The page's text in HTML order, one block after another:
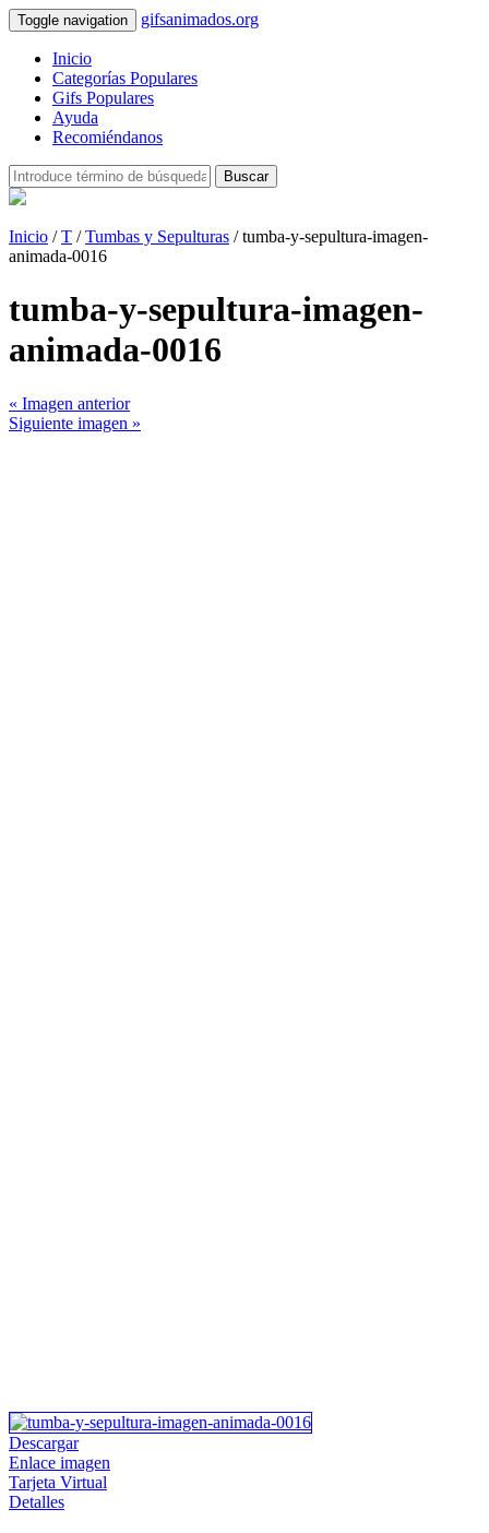
Toggle navigation gifsanimados.org
Inicio
Categorías Populares
Gifs Populares
Ayuda
Recomiéndanos
Buscar
Inicio /T /Tumbas y Sepulturas / tumba-y-sepultura-imagen-
animada-0016
tumba-y-sepultura-imagen-
animada-0016
« Imagen anterior
Siguiente imagen »
Descargar
Enlace imagen
Tarjeta Virtual
Detalles